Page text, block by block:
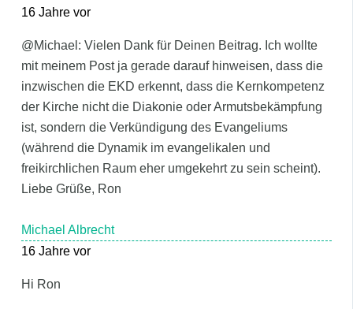
16 Jahre vor
@Michael: Vielen Dank für Deinen Beitrag. Ich wollte
mit meinem Post ja gerade darauf hinweisen, dass die
inzwischen die EKD erkennt, dass die Kernkompetenz
der Kirche nicht die Diakonie oder Armutsbekämpfung
ist, sondern die Verkündigung des Evangeliums
(während die Dynamik im evangelikalen und
freikirchlichen Raum eher umgekehrt zu sein scheint).
Liebe Grüße, Ron
Michael Albrecht
16 Jahre vor
Hi Ron